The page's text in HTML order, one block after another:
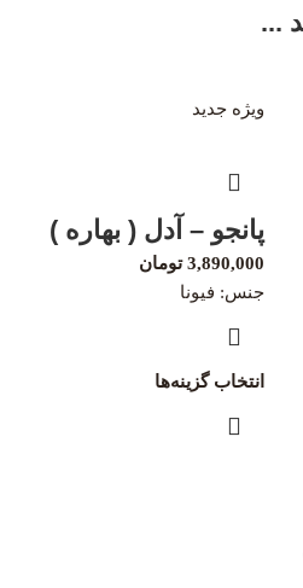
...
ویژه جدید
پانجو – آدل ( بهاره )
3,890,000 تومان
جنس: فیونا
انتخاب گزینه‌ها